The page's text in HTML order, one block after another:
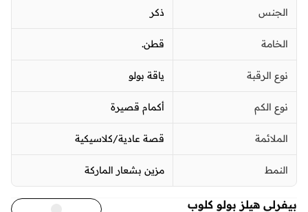
الجنس ذكر
الخامة قطن.
نوع الرقبة ياقة بولو
نوع الكم أكمام قصيرة
الملائمة قصة عادية/كلاسيكية
النمط مزين بشعار الماركة
بيفرلي هيلز بولو كلوب